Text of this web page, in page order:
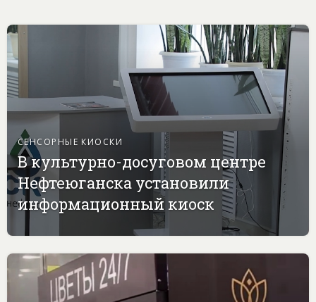
СЕНСОРНЫЕ КИОСКИ
В культурно-досуговом центре
Нефтеюганска установили
информационный киоск